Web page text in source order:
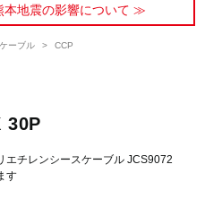
本地震の影響について ≫
ーブル > CCP
30P
エチレンシースケーブル JCS9072
す